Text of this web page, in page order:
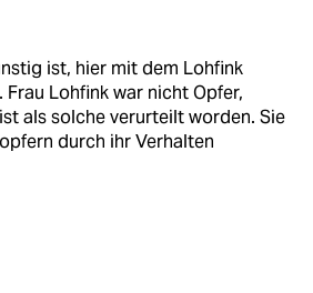
ist, hier mit dem Lohfink
Frau Lohfink war nicht Opfer,
als solche verurteilt worden. Sie
durch ihr Verhalten